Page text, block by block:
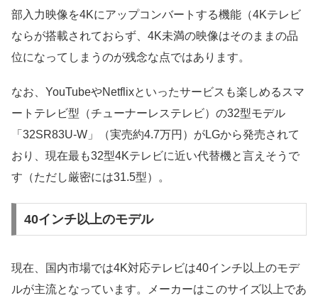
部入力映像を4Kにアップコンバートする機能（4Kテレビ
ならが搭載されておらず、4K未満の映像はそのままの品
位になってしまうのが残念な点ではあります。
なお、YouTubeやNetflixといったサービスも楽しめるスマ
ートテレビ型（チューナーレステレビ）の32型モデル
「32SR83U-W」（実売約4.7万円） がLGから発売されて
おり、現在最も32型4Kテレビに近い代替機と言えそうで
す（ただし厳密には31.5型）。
40インチ以上のモデル
現在、国内市場では4K対応テレビは40インチ以上のモデ
ルが主流となっています。メーカーはこのサイズ以上であ